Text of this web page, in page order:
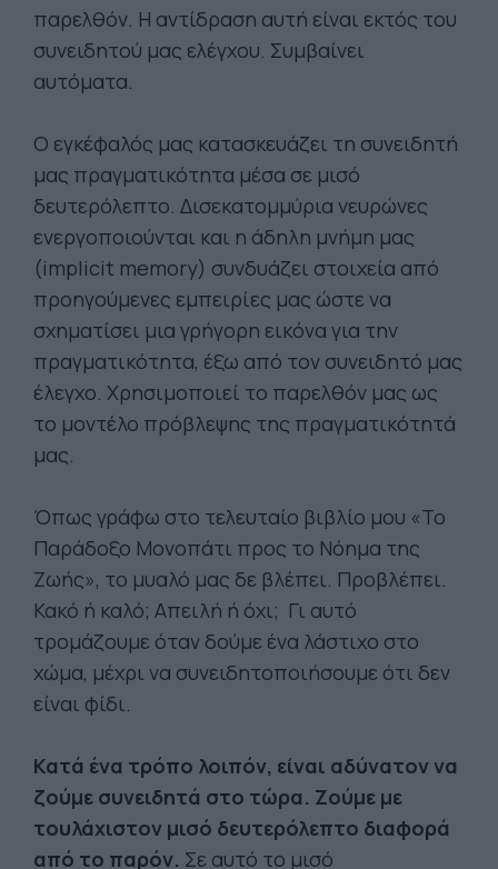
παρελθόν. Η αντίδραση αυτή είναι εκτός του
συνειδητού μας ελέγχου. Συμβαίνει
αυτόματα.
Ο εγκέφαλός μας κατασκευάζει τη συνειδητή
μας πραγματικότητα μέσα σε μισό
δευτερόλεπτο. Δισεκατομμύρια νευρώνες
ενεργοποιούνται και η άδηλη μνήμη μας
(implicit memory) συνδυάζει στοιχεία από
προηγούμενες εμπειρίες μας ώστε να
σχηματίσει μια γρήγορη εικόνα για την
πραγματικότητα, έξω από τον συνειδητό μας
έλεγχο. Χρησιμοποιεί το παρελθόν μας ως
το μοντέλο πρόβλεψης της πραγματικότητά
μας.
Όπως γράφω στο τελευταίο βιβλίο μου «Το
Παράδοξο Μονοπάτι προς το Νόημα της
Ζωής», το μυαλό μας δε βλέπει. Προβλέπει.
Κακό ή καλό; Απειλή ή όχι; Γι αυτό
τρομάζουμε όταν δούμε ένα λάστιχο στο
χώμα, μέχρι να συνειδητοποιήσουμε ότι δεν
είναι φίδι.
Κατά ένα τρόπο λοιπόν, είναι αδύνατον να
ζούμε συνειδητά στο τώρα. Ζούμε με
τουλάχιστον μισό δευτερόλεπτο διαφορά
από το παρόν. Σε αυτό το μισό